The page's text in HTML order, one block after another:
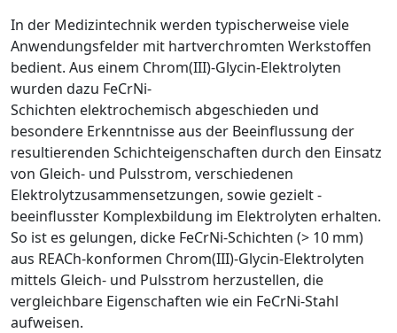
In der Medizintechnik werden typischerweise viele
Anwendungsfelder mit hartverchromten Werkstoffen
bedient. Aus einem Chrom(III)-Glycin-Elektrolyten
wurden dazu FeCrNi-
Schichten elektrochemisch abgeschieden und
besondere Erkenntnisse aus der Beeinflussung der
resultierenden Schichteigenschaften durch den Einsatz
von Gleich- und Pulsstrom, verschiedenen
Elektrolytzusammensetzungen, sowie gezielt ­
beeinflusster Komplexbildung im Elektrolyten erhalten.
So ist es gelungen, dicke FeCrNi-Schichten (> 10 mm)
aus REACh-konformen Chrom(III)-Glycin-Elektrolyten
mittels Gleich- und Pulsstrom herzustellen, die
vergleichbare Eigen­schaften wie ein FeCrNi-Stahl
aufweisen.